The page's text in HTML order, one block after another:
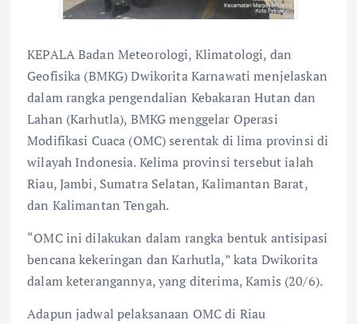
KEPALA Badan Meteorologi, Klimatologi, dan
Geofisika (BMKG) Dwikorita Karnawati menjelaskan
dalam rangka pengendalian Kebakaran Hutan dan
Lahan (Karhutla), BMKG menggelar Operasi
Modifikasi Cuaca (OMC) serentak di lima provinsi di
wilayah Indonesia. Kelima provinsi tersebut ialah
Riau, Jambi, Sumatra Selatan, Kalimantan Barat,
dan Kalimantan Tengah.
“OMC ini dilakukan dalam rangka bentuk antisipasi
bencana kekeringan dan Karhutla,” kata Dwikorita
dalam keterangannya, yang diterima, Kamis (20/6).
Adapun jadwal pelaksanaan OMC di Riau